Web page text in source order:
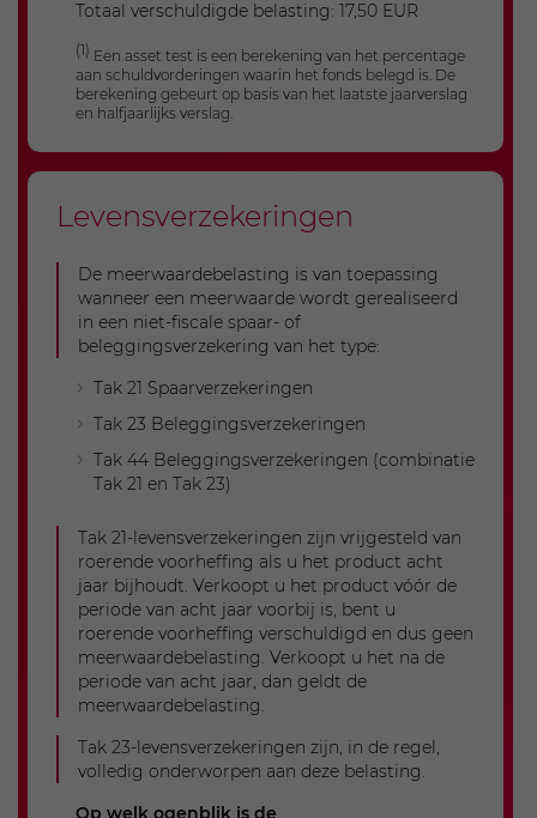
5.000
Basisvrijstelling
Belastbare meerwaarde
0
Opmerkingen
Gebruik: eerst de overgedragen
€4.000 van de basisvrijstelling.
De eerste €1.000 van de basisvrijstelling
zijn opgebruikt, dus geen overdracht
2028
Netto meerwaarde
12.500
10.000
Overgedragen vrijstelling
Totaal verschuldigde belasting: 17,50 EUR
(1) Een asset test is een berekening van het percentage
aan schuldvorderingen waarin het fonds belegd is. De
berekening gebeurt op basis van het laatste jaarverslag
en halfjaarlijks verslag.
Levensverzekeringen
De meerwaardebelasting is van toepassing
wanneer een meerwaarde wordt gerealiseerd
in een niet-fiscale spaar- of
beleggingsverzekering van het type:
Tak 21 Spaarverzekeringen
Tak 23 Beleggingsverzekeringen
Tak 44 Beleggingsverzekeringen (combinatie
Tak 21 en Tak 23)
Tak 21-levensverzekeringen zijn vrijgesteld van
roerende voorheffing als u het product acht
jaar bijhoudt. Verkoopt u het product vóór de
periode van acht jaar voorbij is, bent u
roerende voorheffing verschuldigd en dus geen
meerwaardebelasting. Verkoopt u het na de
periode van acht jaar, dan geldt de
meerwaardebelasting.
Tak 23-levensverzekeringen zijn, in de regel,
volledig onderworpen aan deze belasting.
Op welk ogenblik is de